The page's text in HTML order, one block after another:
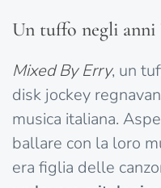
Un tuffo negli anni
Mixed By Erry, un
disk jockey
musica italiana.
ballare con la loro
era figlia delle